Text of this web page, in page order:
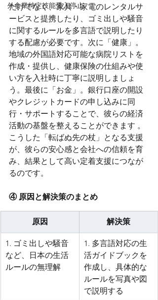
外食業特定技能受入停止
だけでなく、家具・家電のレンタルサ
ービスと提携したり、ゴミ出しや騒音
に関するルールを多言語で説明したり
する配慮が必要です。次に「健康」。
地域の外国語対応可能な病院リストを
作成・提供し、健康保険の仕組みや使
い方を入社時に丁寧に説明しましょ
う。最後に「お金」。銀行口座の開設
やクレジットカードの申し込みに同
行・サポートすることで、彼らの経済
活動の基盤を整えることができます 。
こうした「転ばぬ先の杖」となる支援
が、彼らの安心感と会社への信頼を育
み、結果として高い定着支援につなが
るのです。
④ 原因と解決策のまとめ
原因 解決策
1. ゴミ出しや騒音
など、日本の生活
ルールの無理解
1. 多言語対応の生
活ガイドブックを
作成し、具体的な
ルールを写真や図
で説明する